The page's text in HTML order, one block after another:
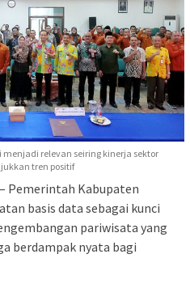
relevan seiring kinerja sektor
tren positif
– Pemerintah Kabupaten
basis data sebagai kunci
pariwisata yang
berdampak nyata bagi